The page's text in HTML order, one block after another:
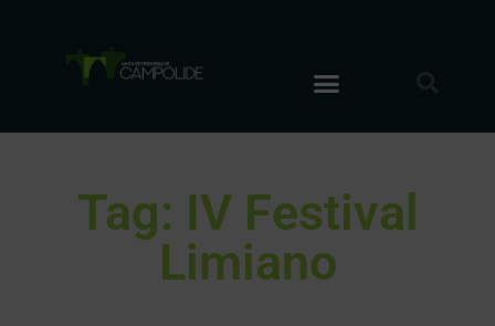
Tag: IV Festival
Limiano